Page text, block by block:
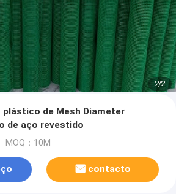
2/2
plástico de Mesh Diameter
de aço revestido
MOQ：10M
contacto